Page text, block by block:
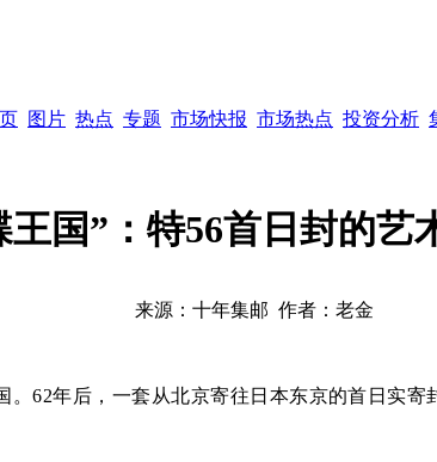
图片 热点 专题 市场快报 市场热点 投资分析
王国”：特56首日封的艺
来源： 十年集邮 作者： 老金
。62年后，一套从北京寄往日本东京的首日实寄